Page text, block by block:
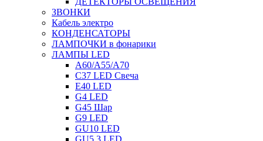
ЗВОНКИ
Кабель электро
КОНДЕНСАТОРЫ
ЛАМПОЧКИ в фонарики
ЛАМПЫ LED
A60/A55/A70
C37 LED Свеча
E40 LED
G4 LED
G45 Шар
G9 LED
GU10 LED
GU5.3 LED